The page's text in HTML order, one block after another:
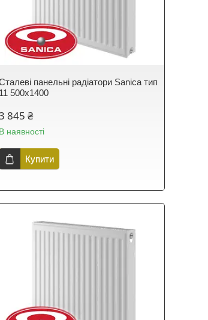
панельні радіатори Sanica тип
11 500х1400
845 ₴
В наявності
Купити